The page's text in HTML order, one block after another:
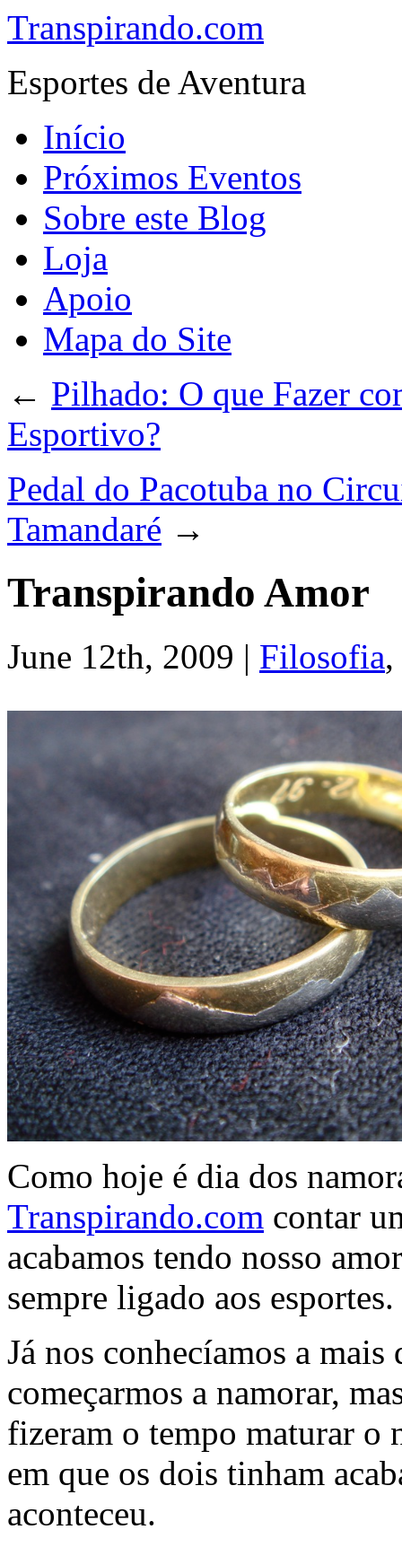
Transpirando.com
Esportes de Aventura
Início
Próximos Eventos
Sobre este Blog
Loja
Apoio
Mapa do Site
← Pilhado: O que Fazer
Esportivo?
Pedal do Pacotuba no
Tamandaré →
Transpirando Amor
June 12th, 2009 | Filosofia,
Como hoje é dia dos
Transpirando.com contar
acabamos tendo nosso
sempre ligado aos esportes.
Já nos conhecíamos a mais
começarmos a namorar,
fizeram o tempo maturar o
em que os dois tinham
aconteceu.